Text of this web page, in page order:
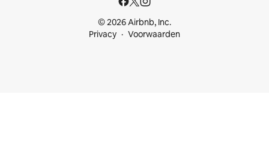
© 2026 Airbnb, Inc.
Privacy
Voorwaarden